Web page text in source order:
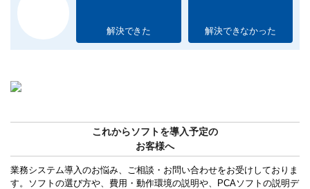
解決できた 解決できなかった
これからソフトを導入予定の
お客様へ
業務システム導入のお悩み、ご相談・お問い合わせをお受けしておりま
す。ソフトの選び方や、費用・動作環境の説明や、PCAソフトの説明デ